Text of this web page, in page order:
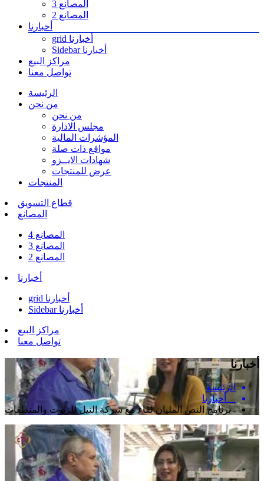
المصانع 3
المصانع 2
أخبارنا
grid أخبارنا
Sidebar أخبارنا
مراكز البيع
تواصل معنا
الرئيسة
من نحن
من نحن
مجلس الادارة
المؤشرات المالية
مواقع ذات صلة
شهادات الايــزو
عرض للمنتجات
المنتجات
قطاع التسويق
المصانع
المصانع 4
المصانع 3
المصانع 2
أخبارنا
grid أخبارنا
Sidebar أخبارنا
مراكز البيع
تواصل معنا
أخبارنا
الرئيسة
أخبارنا
برنامج النص المليان لقاء مع شركة النيل للزيوت والمنظفات